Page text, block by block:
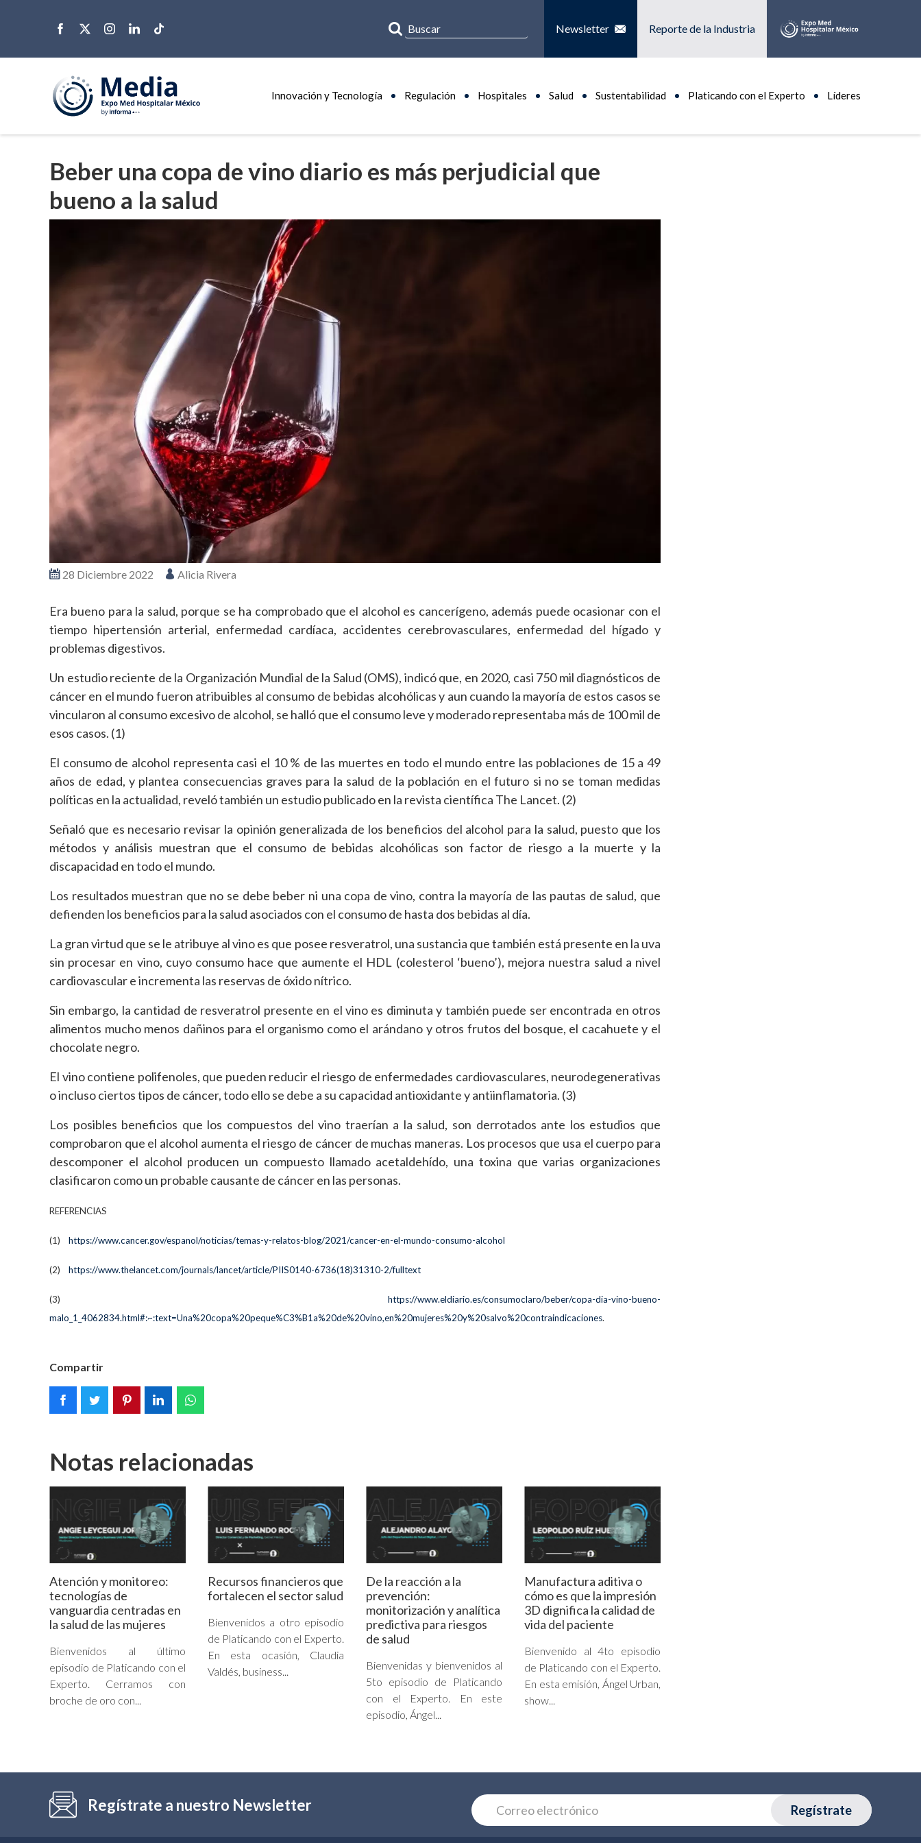
Newsletter Reporte de la Industria
Innovación y Tecnología Regulación Hospitales Salud Sustentabilidad Platicando con el Experto Líderes
Beber una copa de vino diario es más perjudicial que
bueno a la salud
28 Diciembre 2022 Alicia Rivera
Era bueno para la salud, porque se ha comprobado que el alcohol es cancerígeno, además puede ocasionar con el
tiempo hipertensión arterial, enfermedad cardíaca, accidentes cerebrovasculares, enfermedad del hígado y
problemas digestivos.
Un estudio reciente de la Organización Mundial de la Salud (OMS), indicó que, en 2020, casi 750 mil diagnósticos de
cáncer en el mundo fueron atribuibles al consumo de bebidas alcohólicas y aun cuando la mayoría de estos casos se
vincularon al consumo excesivo de alcohol, se halló que el consumo leve y moderado representaba más de 100 mil de
esos casos. (1)
El consumo de alcohol representa casi el 10 % de las muertes en todo el mundo entre las poblaciones de 15 a 49
años de edad, y plantea consecuencias graves para la salud de la población en el futuro si no se toman medidas
políticas en la actualidad, reveló también un estudio publicado en la revista científica The Lancet. (2)
Señaló que es necesario revisar la opinión generalizada de los beneficios del alcohol para la salud, puesto que los
métodos y análisis muestran que el consumo de bebidas alcohólicas son factor de riesgo a la muerte y la
discapacidad en todo el mundo.
Los resultados muestran que no se debe beber ni una copa de vino, contra la mayoría de las pautas de salud, que
defienden los beneficios para la salud asociados con el consumo de hasta dos bebidas al día.
La gran virtud que se le atribuye al vino es que posee resveratrol, una sustancia que también está presente en la uva
sin procesar en vino, cuyo consumo hace que aumente el HDL (colesterol ‘bueno’), mejora nuestra salud a nivel
cardiovascular e incrementa las reservas de óxido nítrico.
Sin embargo, la cantidad de resveratrol presente en el vino es diminuta y también puede ser encontrada en otros
alimentos mucho menos dañinos para el organismo como el arándano y otros frutos del bosque, el cacahuete y el
chocolate negro.
El vino contiene polifenoles, que pueden reducir el riesgo de enfermedades cardiovasculares, neurodegenerativas
o incluso ciertos tipos de cáncer, todo ello se debe a su capacidad antioxidante y antiinflamatoria. (3)
Los posibles beneficios que los compuestos del vino traerían a la salud, son derrotados ante los estudios que
comprobaron que el alcohol aumenta el riesgo de cáncer de muchas maneras. Los procesos que usa el cuerpo para
descomponer el alcohol producen un compuesto llamado acetaldehído, una toxina que varias organizaciones
clasificaron como un probable causante de cáncer en las personas.
REFERENCIAS
(1) https://www.cancer.gov/espanol/noticias/temas-y-relatos-blog/2021/cancer-en-el-mundo-consumo-alcohol
(2) https://www.thelancet.com/journals/lancet/article/PIIS0140-6736(18)31310-2/fulltext
(3)
https://www.eldiario.es/consumoclaro/beber/copa-dia-vino-bueno-
malo_1_4062834.html#:~:text=Una%20copa%20peque%C3%B1a%20de%20vino,en%20mujeres%20y%20salvo%20contraindicaciones.
Compartir
Notas relacionadas
Atención y monitoreo:
tecnologías de
vanguardia centradas en
la salud de las mujeres
Bienvenidos al último
episodio de Platicando con el
Experto. Cerramos con
broche de oro con...
Recursos financieros que
fortalecen el sector salud
Bienvenidos a otro episodio
de Platicando con el Experto.
En esta ocasión, Claudia
Valdés, business...
De la reacción a la
prevención:
monitorización y analítica
predictiva para riesgos
de salud
Bienvenidas y bienvenidos al
5to episodio de Platicando
con el Experto. En este
episodio, Ángel...
Manufactura aditiva o
cómo es que la impresión
3D dignifica la calidad de
vida del paciente
Bienvenido al 4to episodio
de Platicando con el Experto.
En esta emisión, Ángel Urban,
show...
Regístrate a nuestro Newsletter Regístrate